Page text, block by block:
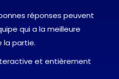
réponses peuvent
qui a la meilleure
partie.
et entièrement